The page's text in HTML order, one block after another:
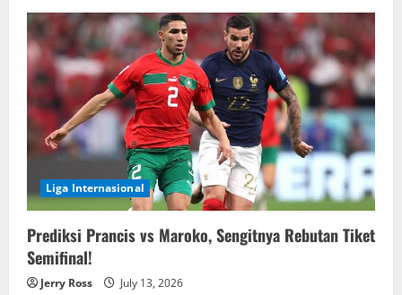
Liga Internasional
Prediksi Prancis vs Maroko, Sengitnya Rebutan Tiket
Semifinal!
Jerry Ross July 13, 2026